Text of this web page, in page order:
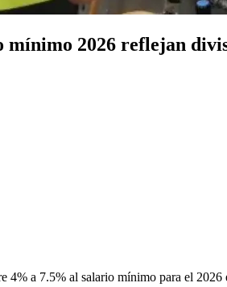
mínimo 2026 reflejan
4% a 7.5% al salario mínimo para el